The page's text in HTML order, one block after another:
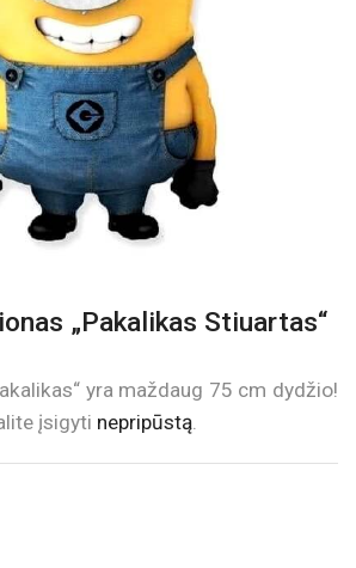
„Pakalikas Stiuartas“
yra maždaug 75 cm dydžio!
įsigyti nepripūstą.